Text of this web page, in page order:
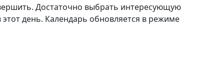
Достаточно выбрать интересующую
день. Календарь обновляется в режиме